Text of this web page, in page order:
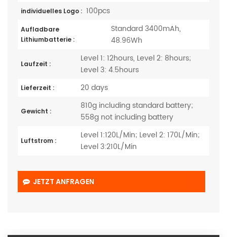
individuelles Logo : 100pcs
Aufladbare
Lithiumbatterie :
Standard 3400mAh,
48.96Wh
Laufzeit :
Level 1: 12hours, Level 2: 8hours;
Level 3: 4.5hours
Lieferzeit : 20 days
Gewicht :
810g including standard battery;
558g not including battery
Luftstrom :
Level 1:120L/Min; Level 2: 170L/Min;
Level 3:210L/Min
JETZT ANFRAGEN